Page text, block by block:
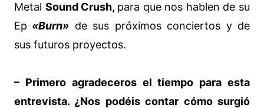
Metal Sound Crush, para que nos hablen de su
Ep «Burn» de sus próximos conciertos y de
sus futuros proyectos.
– Primero agradeceros el tiempo para esta
entrevista. ¿Nos podéis contar cómo surgió